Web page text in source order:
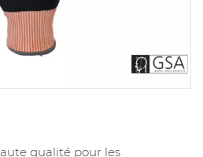
qualité pour les